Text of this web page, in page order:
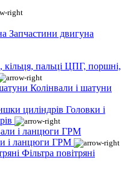
Запчастини двигуна
ЦПГ, поршні,
Колінвали і шатуни
Головки і
і ланцюги ГРМ
Фільтра повітряні